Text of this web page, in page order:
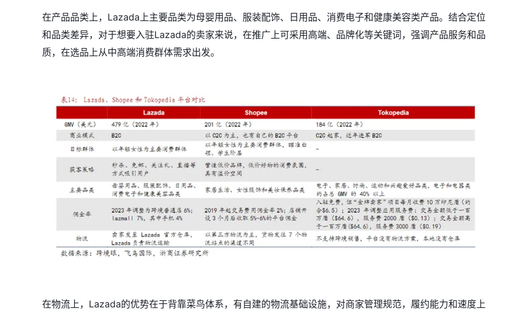
在产品品类上，Lazada上主要品类为母婴用品、服装配饰、日用品、消费电子和健康美容类产品。结合定位
和品类差异，对于想要入驻Lazada的卖家来说，在推广上可采用高端、品牌化等关键词，强调产品服务和品
质，在选品上从中高端消费群体需求出发。
在物流上，Lazada的优势在于背靠菜鸟体系，有自建的物流基础设施，对商家管理规范，履约能力和速度上